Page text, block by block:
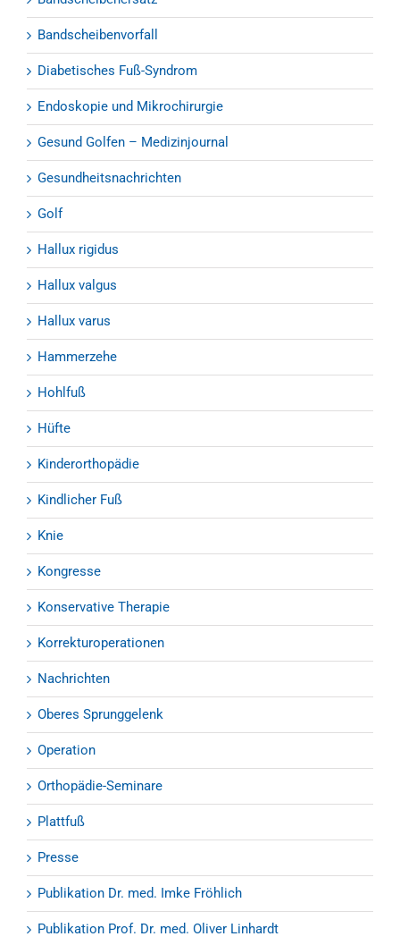
Bandscheibenvorfall
Diabetisches Fuß-Syndrom
Endoskopie und Mikrochirurgie
Gesund Golfen – Medizinjournal
Gesundheitsnachrichten
Golf
Hallux rigidus
Hallux valgus
Hallux varus
Hammerzehe
Hohlfuß
Hüfte
Kinderorthopädie
Kindlicher Fuß
Knie
Kongresse
Konservative Therapie
Korrekturoperationen
Nachrichten
Oberes Sprunggelenk
Operation
Orthopädie-Seminare
Plattfuß
Presse
Publikation Dr. med. Imke Fröhlich
Publikation Prof. Dr. med. Oliver Linhardt